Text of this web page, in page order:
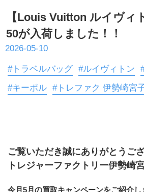
【Louis Vuitton ルイヴィ
50が入荷しました！！
2026-05-10
#トラベルバッグ #ルイヴィトン
#キーポル #トレファク 伊勢崎宮
ご覧いただき誠にありがとうご
トレジャーファクトリー伊勢崎
今月5月の買取キャンペーンをご紹介し